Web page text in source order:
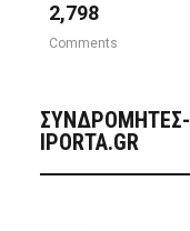
2,798
Comments
IPORTA.GR